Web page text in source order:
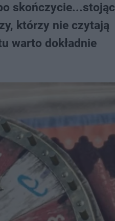
skończycie...stojąc
którzy nie czytają
warto dokładnie